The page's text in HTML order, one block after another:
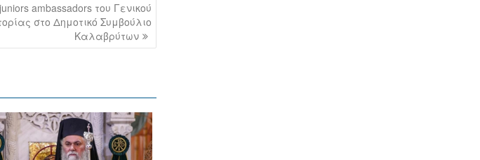
ambassadors του Γενικού
στο Δημοτικό Συμβούλιο
Καλαβρύτων